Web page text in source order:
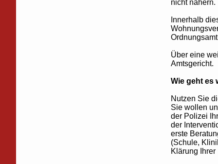
nicht nähern.
Innerhalb
Über eine
Amtsgericht.
Wie geht es
Nutzen Sie
Sie wollen
der Polizei
der
erste
(Schule,
Klärung